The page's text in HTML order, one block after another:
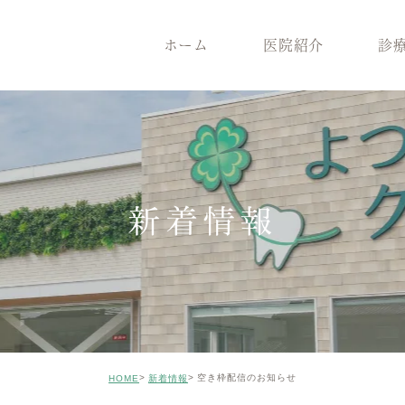
ホーム 医院紹介
院長紹介
医院コンセプト クリニックの特徴
設備機器 症例のご紹介
診
診療案内 一般歯
根管治療 インプ
メンテナンス 審美治
矯正歯科 小児歯
ホワイトニング ICON
親知らずの抜歯
新着情報
HOME 新着情報 空き枠配信のお知らせ